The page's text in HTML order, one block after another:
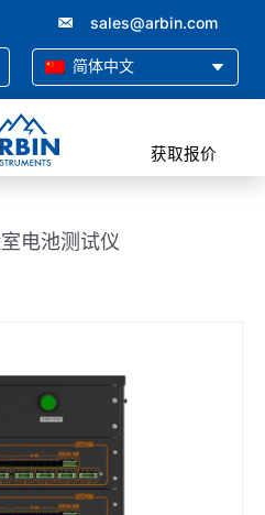
sales@arbin.com
简体中文
获取报价
电池测试仪